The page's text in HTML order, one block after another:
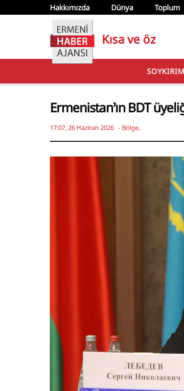
Hakkımızda Dünya Toplum
Kısa ve öz
SOYKIRIM
Ermenistan’ın BDT
17:07, 26 Haziran 2026 - Bölge,